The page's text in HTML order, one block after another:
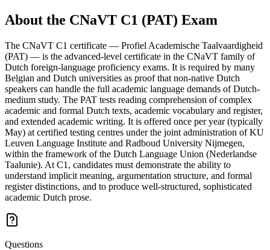
About the CNaVT C1 (PAT) Exam
The CNaVT C1 certificate — Profiel Academische Taalvaardigheid
(PAT) — is the advanced-level certificate in the CNaVT family of
Dutch foreign-language proficiency exams. It is required by many
Belgian and Dutch universities as proof that non-native Dutch
speakers can handle the full academic language demands of Dutch-
medium study. The PAT tests reading comprehension of complex
academic and formal Dutch texts, academic vocabulary and register,
and extended academic writing. It is offered once per year (typically
May) at certified testing centres under the joint administration of KU
Leuven Language Institute and Radboud University Nijmegen,
within the framework of the Dutch Language Union (Nederlandse
Taalunie). At C1, candidates must demonstrate the ability to
understand implicit meaning, argumentation structure, and formal
register distinctions, and to produce well-structured, sophisticated
academic Dutch prose.
Questions